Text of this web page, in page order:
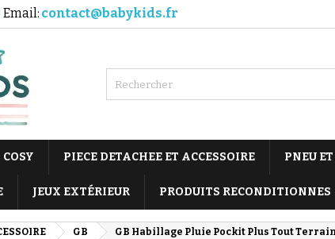
Email: contact@babykids.fr
PIECE DETACHEE ET ACCESSOIRE PNEU
JEUX EXTÉRIEUR PRODUITS RECONDITIONNES
GB GB Habillage Pluie Pockit Plus Tout Terrain